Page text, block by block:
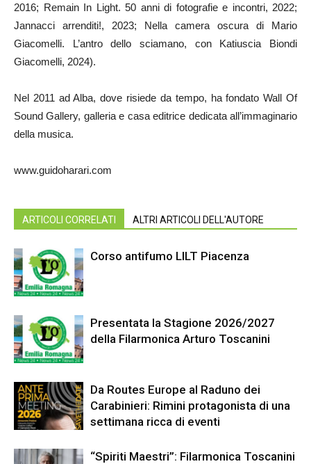
2016; Remain In Light. 50 anni di fotografie e incontri, 2022;
Jannacci arrenditi!, 2023; Nella camera oscura di Mario
Giacomelli. L’antro dello sciamano, con Katiuscia Biondi
Giacomelli, 2024).
Nel 2011 ad Alba, dove risiede da tempo, ha fondato Wall Of
Sound Gallery, galleria e casa editrice dedicata all’immaginario
della musica.
www.guidoharari.com
ARTICOLI CORRELATI ALTRI ARTICOLI DELL'AUTORE
Corso antifumo LILT Piacenza
Presentata la Stagione 2026/2027
della Filarmonica Arturo Toscanini
Da Routes Europe al Raduno dei
Carabinieri: Rimini protagonista di una
settimana ricca di eventi
“Spiriti Maestri”: Filarmonica Toscanini